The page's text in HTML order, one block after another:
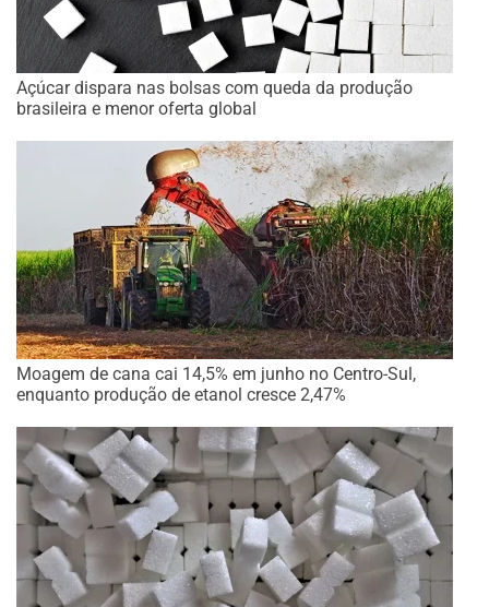
Açúcar dispara nas bolsas com queda da produção
brasileira e menor oferta global
Moagem de cana cai 14,5% em junho no Centro-Sul,
enquanto produção de etanol cresce 2,47%